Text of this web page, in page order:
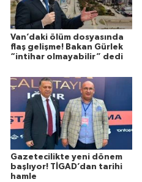
Van’daki ölüm dosyasında
flaş gelişme! Bakan Gürlek
“intihar olmayabilir” dedi
Gazetecilikte yeni dönem
başlıyor! TİGAD’dan tarihi
hamle